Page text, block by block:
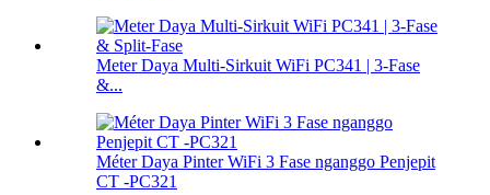
Meter Daya Multi-Sirkuit WiFi PC341 | 3-Fase
&...
Méter Daya Pinter WiFi 3 Fase nganggo Penjepit
CT -PC321